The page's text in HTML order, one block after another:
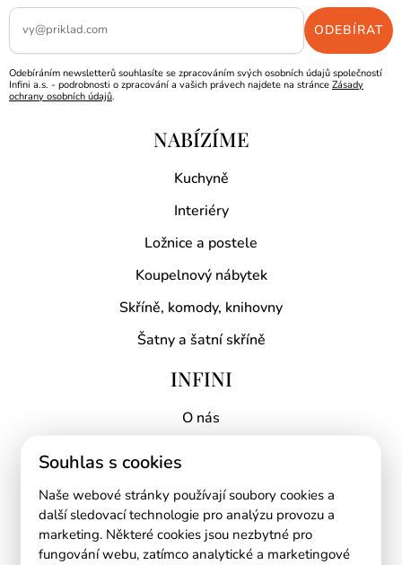
Odebíráním newsletterů souhlasíte se zpracováním svých osobních údajů společností
Infini a.s. - podrobnosti o zpracování a vašich právech najdete na stránce Zásady
ochrany osobních údajů.
NABÍZÍME
Kuchyně
Interiéry
Ložnice a postele
Koupelnový nábytek
Skříně, komody, knihovny
Šatny a šatní skříně
INFINI
O nás
Mapa prodejen
RYCHLÉ ODKAZY
Souhlas s cookies
Naše webové stránky používají soubory cookies a
další sledovací technologie pro analýzu provozu a
marketing. Některé cookies jsou nezbytné pro
fungování webu, zatímco analytické a marketingové